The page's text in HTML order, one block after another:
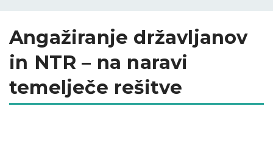
Angažiranje državljanov
in NTR – na naravi
temelječe rešitve